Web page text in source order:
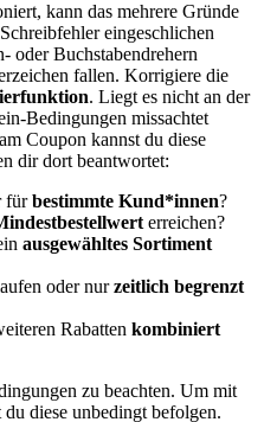
kann das mehrere Gründe
eingeschlichen
oder Buchstabendrehern
fallen. Korrigiere die
. Liegt es nicht an der
Bedingungen missachtet
Coupon kannst du diese
dir dort beantwortet:
fürbestimmte Kund*innen?
erreichen?
ausgewähltes Sortiment
oder nurzeitlich begrenzt
Rabatten kombiniert
zu beachten. Um mit
du diese unbedingt befolgen.